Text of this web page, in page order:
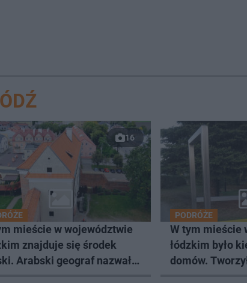
16
mieście w województwie
znajduje się środek
Arabski geograf nazwał
PODRÓŻE
W tym mieście
łódzkim było
domów.